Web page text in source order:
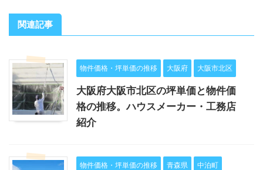
関連記事
物件価格・坪単価の推移 大阪府 大阪市北区
大阪府大阪市北区の坪単価と物件価
格の推移。ハウスメーカー・工務店
紹介
物件価格・坪単価の推移 青森県 中泊町